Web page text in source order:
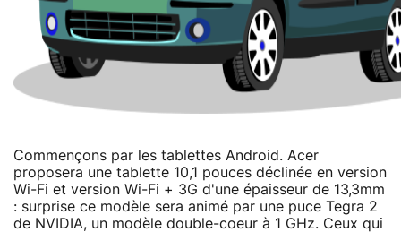
Commençons par les tablettes Android. Acer
proposera une tablette 10,1 pouces déclinée en version
Wi-Fi et version Wi-Fi + 3G d'une épaisseur de 13,3mm
: surprise ce modèle sera animé par une puce Tegra 2
de NVIDIA, un modèle double-coeur à 1 GHz. Ceux qui